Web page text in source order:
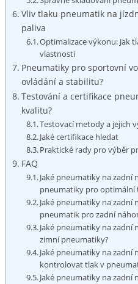
Vliv tlaku pneumatik⁢ na
paliva
Optimalizace výkonu: Jak
vlastnosti
Pneumatiky pro sportovní
ovládání a‌ stabilitu?
Testování a certifikace
kvalitu?
Testovací metody a jejich
Jaké certifikace hledat
Praktické rady‍ pro výběr
FAQ
Jaké ⁤pneumatiky na zadní
pneumatiky pro optimální
Jaké ⁣pneumatiky ⁣na zadní
pneumatik pro zadní⁣
Jaké pneumatiky na
zimní pneumatiky?
Jaké pneumatiky na zadní
kontrolovat tlak v
Jaké pneumatiky na zadní